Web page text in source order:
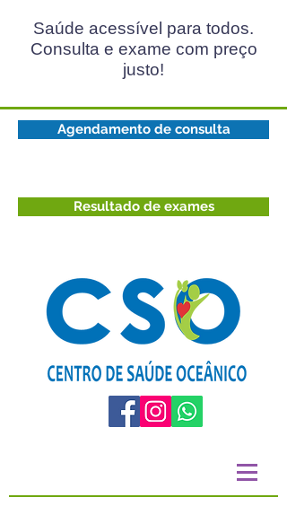
Saúde acessível para todos.
Consulta e exame com preço
justo!
Agendamento de consulta
Resultado de exames